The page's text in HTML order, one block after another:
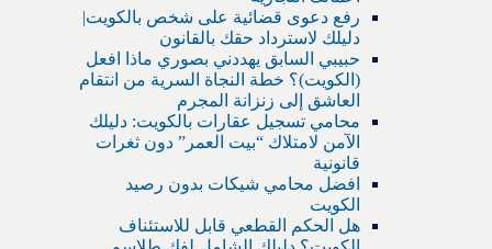
رفع دعوى قضائية على شخص بالكويت|
دليلك لاسترداد حقك بالقانون
حبيبي السابق يهددني بصوري ماذا افعل
(الكويت)؟ خطة النجاة السرية من انتقام
العاشق إلى زنزانة المجرم
محامي تسجيل عقارات بالكويت: دليلك
الآمن لامتلاك “بيت العمر” دون ثغرات
قانونية
افضل محامي شيكات بدون رصيد
الكويت
هل الحكم القطعي قابل للاستئناف